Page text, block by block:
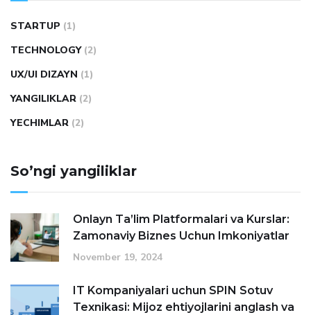
STARTUP (1)
TECHNOLOGY (2)
UX/UI DIZAYN (1)
YANGILIKLAR (2)
YECHIMLAR (2)
So’ngi yangiliklar
Onlayn Ta’lim Platformalari va Kurslar:
Zamonaviy Biznes Uchun Imkoniyatlar
November 19, 2024
IT Kompaniyalari uchun SPIN Sotuv
Texnikasi: Mijoz ehtiyojlarini anglash va